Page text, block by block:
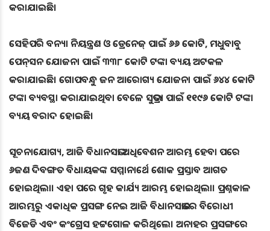
କରାଯାଇଛି।
ସେହିପରି ବନ୍ୟା ନିୟନ୍ତ୍ରଣ ଓ ଡ୍ରେନେଜ୍‌ ପାଇଁ ୬୬ କୋଟି, ମଧୁବାବୁ
ପେନ୍‌ସନ ଯୋଜନା ପାଇଁ ୩୩୮ କୋଟି ଟଙ୍କା ବ୍ୟୟ ଅଟକଳ
କରାଯାଇଛି। ଗୋପବନ୍ଧୁ ଜନ ଆରୋଗ୍ୟ ଯୋଜନା ପାଇଁ ୬୪୪ କୋଟି
ଟଙ୍କା ବ୍ୟବସ୍ଥା କରାଯାଇଥିବା ବେଳେ ସୁଭଦ୍ରା ପାଇଁ ୧୧୯୬ କୋଟି ଟଙ୍କା
ବ୍ୟୟ ବରାଦ ହୋଇଛି।
ସୂଚନାଯୋଗ୍ୟ, ଆଜି ବିଧାନସଭା ଅଧିବେଶନ ଆରମ୍ଭ ହେବା ପରେ
୬ଜଣ ଦିବଙ୍ଗତ ବିଧାୟକଙ୍କ ସମ୍ମାନାର୍ଥେ ଶୋକ ପ୍ରସ୍ତାବ ଆଗତ
ହୋଇଥିଲା। ଏହା ପରେ ଗୃହ କାର୍ଯ୍ୟ ଆରମ୍ଭ ହୋଇଥିଲା। ପ୍ରଶ୍ନକାଳ
ଆରମ୍ଭରୁ ଏକାଧିକ ପ୍ରସଙ୍ଗ ନେଇ ଆଜି ବିଧାନସଭାରେ ବିରୋଧୀ
ବିଜେଡି ଏବଂ କଂଗ୍ରେସ ହଟ୍ଟଗୋଳ କରିଥିଲେ। ଅନାହର ପ୍ରସଙ୍ଗରେ